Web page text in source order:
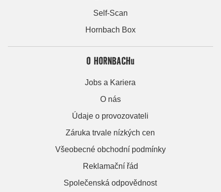
Self-Scan
Hornbach Box
O HORNBACHu
Jobs a Kariera
O nás
Údaje o provozovateli
Záruka trvale nízkých cen
Všeobecné obchodní podmínky
Reklamační řád
Společenská odpovědnost